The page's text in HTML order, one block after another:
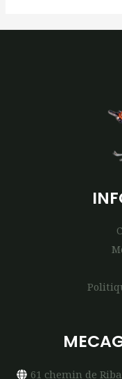
61 chemin de